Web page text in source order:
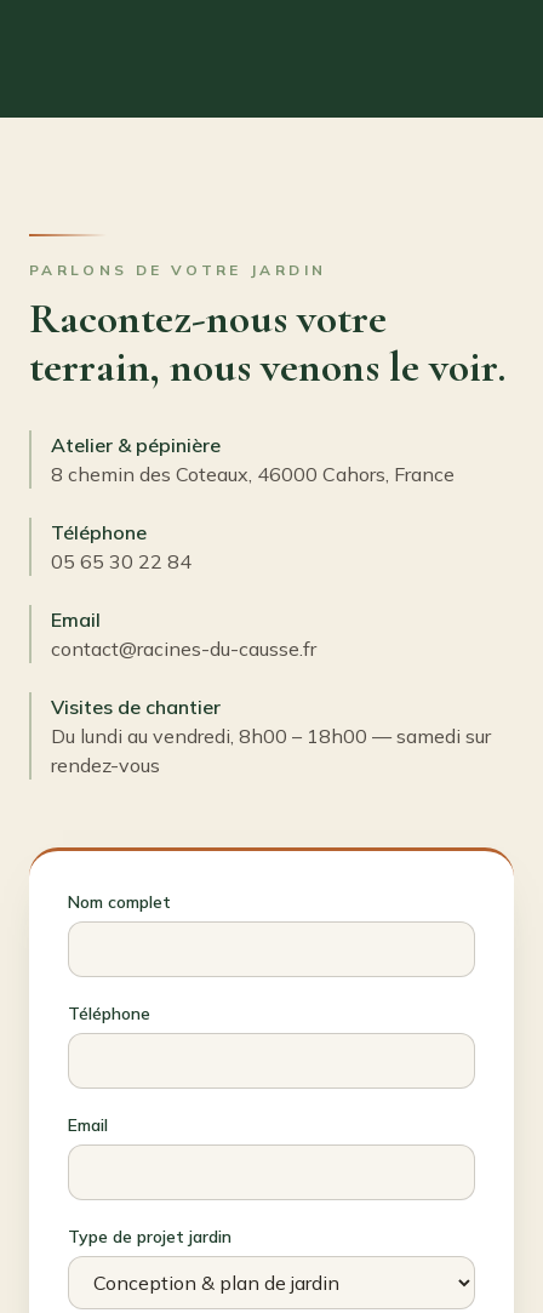
PARLONS DE VOTRE JARDIN
Racontez-nous votre
terrain, nous venons le voir.
Atelier & pépinière
8 chemin des Coteaux, 46000 Cahors, France
Téléphone
05 65 30 22 84
Email
contact@racines-du-causse.fr
Visites de chantier
Du lundi au vendredi, 8h00 – 18h00 — samedi sur
rendez-vous
Nom complet
Téléphone
Email
Type de projet jardin